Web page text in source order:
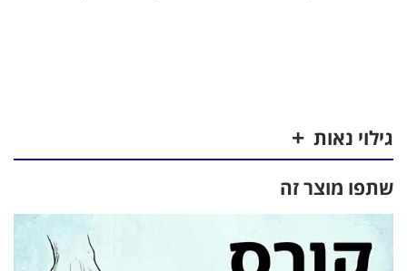
גילוי נאות
שתפו מוצר זה